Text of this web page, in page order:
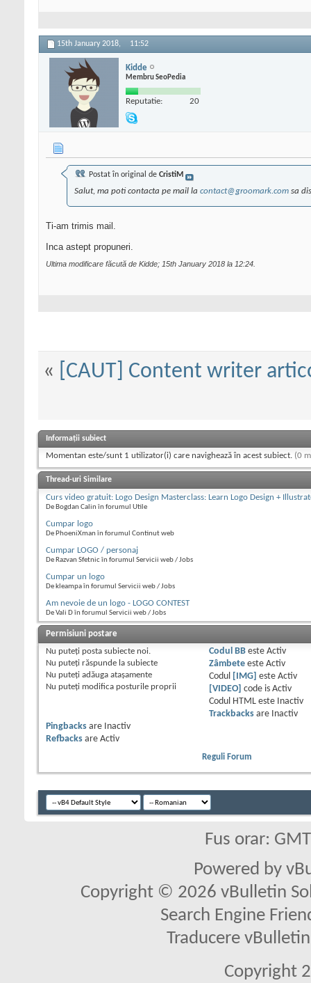
15th January 2018, 11:52
Kidde
Membru SeoPedia
Reputatie: 20
Postat în original de CristiM
Salut, ma poti contacta pe mail la contact@groomark.com sa
Ti-am trimis mail.
Inca astept propuneri.
Ultima modificare făcută de Kidde; 15th January 2018 la 12:24
« [CAUT] Content writer
Informații subiect
Momentan este/sunt 1 utilizator(i) care navighează în acest subiect. (0
Thread-uri Similare
Curs video gratuit: Logo Design Masterclass: Learn Logo Design +
De Bogdan Calin în forumul Utile
Cumpar logo
De PhoeniXman în forumul Continut web
Cumpar LOGO / personaj
De Razvan Sfetnic în forumul Servicii web / Jobs
Cumpar un logo
De kleampa în forumul Servicii web / Jobs
Am nevoie de un logo - LOGO CONTEST
De Vali D în forumul Servicii web / Jobs
Permisiuni postare
Nu puteţi posta subiecte noi.
Nu puteţi răspunde la subiecte
Nu puteţi adăuga ataşamente
Nu puteţi modifica posturile proprii
Codul BBeste Activ
Zâmbeteeste Activ
Codul
[IMG] este Activ
[VIDEO]
code is Activ
Codul HTML este
Inactiv
Trackbacksare
Inactiv
Pingbacks are
Inactiv
Refbacks are Activ
Reguli Forum
Fus orar:
Powered by
Copyright © 2026 vBulletin
Search Engine
Traducere
Copyright